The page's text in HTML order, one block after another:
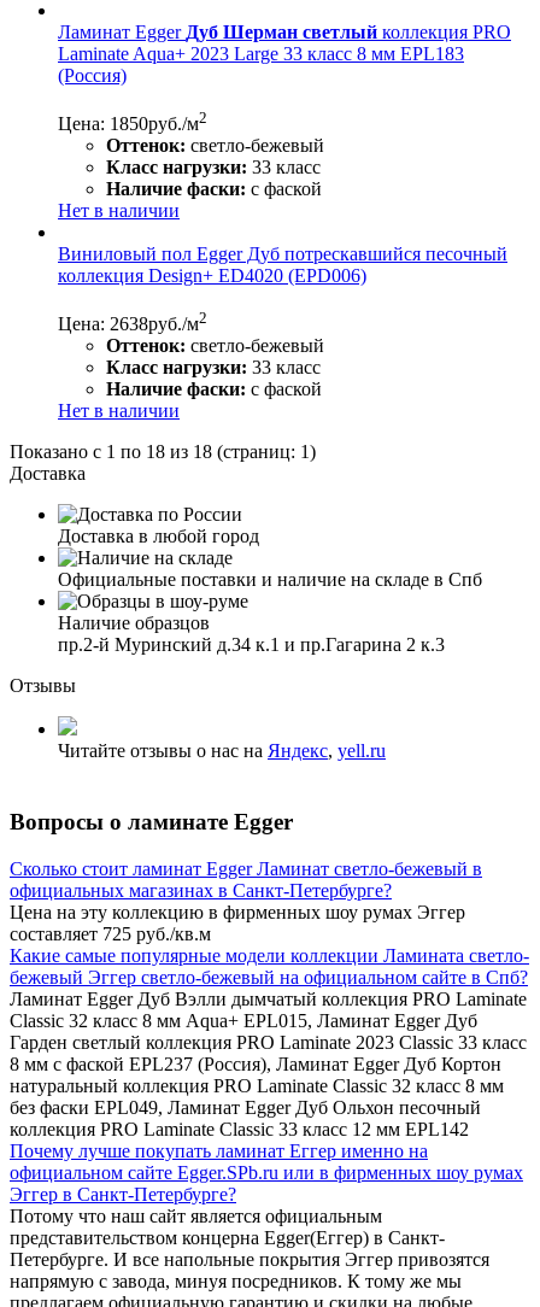
Ламинат Egger Дуб Шерман светлый коллекция PRO
Laminate Aqua+ 2023 Large 33 класс 8 мм EPL183
(Россия)
Цена: 1850руб./м2
Оттенок: светло-бежевый
Класс нагрузки: 33 класс
Наличие фаски: с фаской
Нет в наличии
Виниловый пол Egger Дуб потрескавшийся песочный
коллекция Design+ ED4020 (EPD006)
Цена: 2638руб./м2
Оттенок: светло-бежевый
Класс нагрузки: 33 класс
Наличие фаски: с фаской
Нет в наличии
Показано с 1 по 18 из 18 (страниц: 1)
Доставка
Доставка в любой город
Официальные поставки и наличие на складе в Спб
Наличие образцов
пр.2-й Муринский д.34 к.1 и пр.Гагарина 2 к.3
Отзывы
Читайте отзывы о нас на Яндекс, yell.ru
Вопросы о ламинате Egger
Сколько стоит ламинат Egger Ламинат светло-бежевый в
официальных магазинах в Санкт-Петербурге?
Цена на эту коллекцию в фирменных шоу румах Эггер
составляет 725 руб./кв.м
Какие самые популярные модели коллекции Ламината светло-
бежевый Эггер светло-бежевый на официальном сайте в Спб?
Ламинат Egger Дуб Вэлли дымчатый коллекция PRO Laminate
Classic 32 класс 8 мм Aqua+ EPL015, Ламинат Egger Дуб
Гарден светлый коллекция PRO Laminate 2023 Classic 33 класс
8 мм с фаской EPL237 (Россия), Ламинат Egger Дуб Кортон
натуральный коллекция PRO Laminate Classic 32 класс 8 мм
без фаски EPL049, Ламинат Egger Дуб Ольхон песочный
коллекция PRO Laminate Classic 33 класс 12 мм EPL142
Почему лучше покупать ламинат Еггер именно на
официальном сайте Egger.SPb.ru или в фирменных шоу румах
Эггер в Санкт-Петербурге?
Потому что наш сайт является официальным
представительством концерна Egger(Еггер) в Санкт-
Петербурге. И все напольные покрытия Эггер привозятся
напрямую с завода, минуя посредников. К тому же мы
предлагаем официальную гарантию и скидки на любые